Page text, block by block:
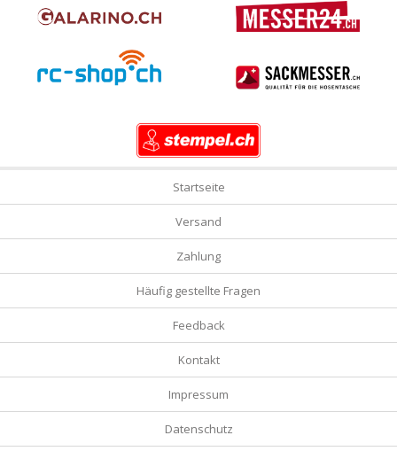
Startseite
Versand
Zahlung
Häufig gestellte Fragen
Feedback
Kontakt
Impressum
Datenschutz